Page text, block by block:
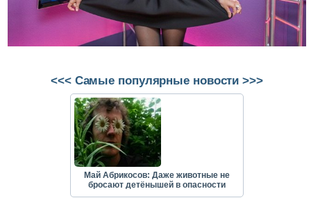
<<< Самые популярные новости >>>
Май Абрикосов: Даже животные не
бросают детёнышей в опасности